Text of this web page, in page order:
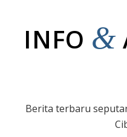
INFO &
Berita terbaru